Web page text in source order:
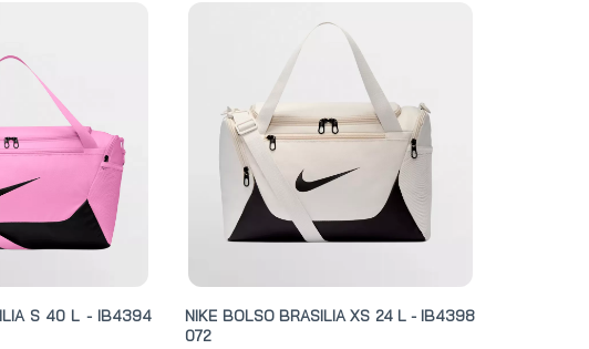
S 40 L - IB4394
NIKE BOLSO BRASILIA XS 24 L - IB4398
072